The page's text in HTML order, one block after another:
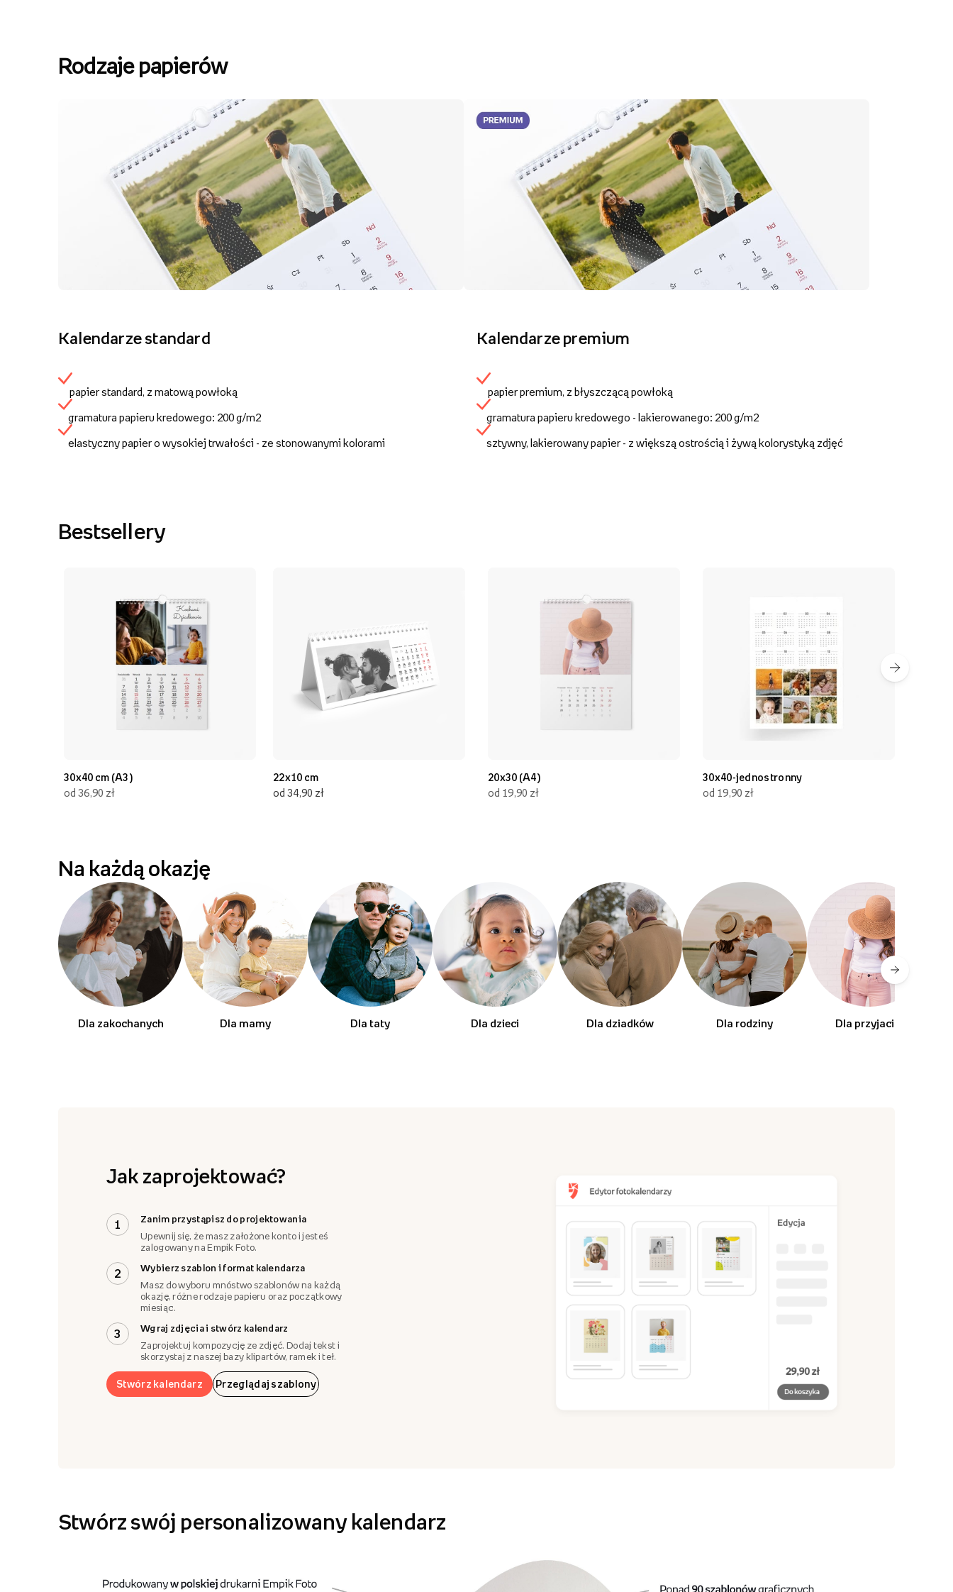
Rodzaje papierów
Kalendarze standard
papier standard, z matową powłoką
gramatura papieru kredowego: 200 g/m2
elastyczny papier o wysokiej trwałości - ze stonowanymi kolorami
Kalendarze premium
papier premium, z błyszczącą powłoką
gramatura papieru kredowego - lakierowanego: 200 g/m2
sztywny, lakierowany papier - z większą ostrością i żywą kolorystyką zdjęć
Bestsellery
30x40 cm (A3)
od 36,90 zł
22x10 cm
od 34,90 zł
20x30 (A4)
od 19,90 zł
30x40-jednostronny
od 19,90 zł
Na każdą okazję
Dla zakochanych Dla mamy Dla taty Dla dzieci Dla dziadków Dla rodziny Dla przyjaciól
Jak zaprojektować?
1
Zanim przystąpisz do projektowania
Upewnij się, że masz założone konto i jesteś
zalogowany na Empik Foto.
2
Wybierz szablon i format kalendarza
Masz do wyboru mnóstwo szablonów na każdą
okazję, różne rodzaje papieru oraz początkowy
miesiąc.
3
Wgraj zdjęcia i stwórz kalendarz
Zaprojektuj kompozycję ze zdjęć. Dodaj tekst i
skorzystaj z naszej bazy klipartów, ramek i teł.
Stwórz kalendarz Przeglądaj szablony
Stwórz swój personalizowany kalendarz